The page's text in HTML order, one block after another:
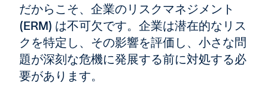
だからこそ、企業のリスクマネジメント
(ERM) は不可欠です。企業は潜在的なリス
クを特定し、その影響を評価し、小さな問
題が深刻な危機に発展する前に対処する必
要があります。